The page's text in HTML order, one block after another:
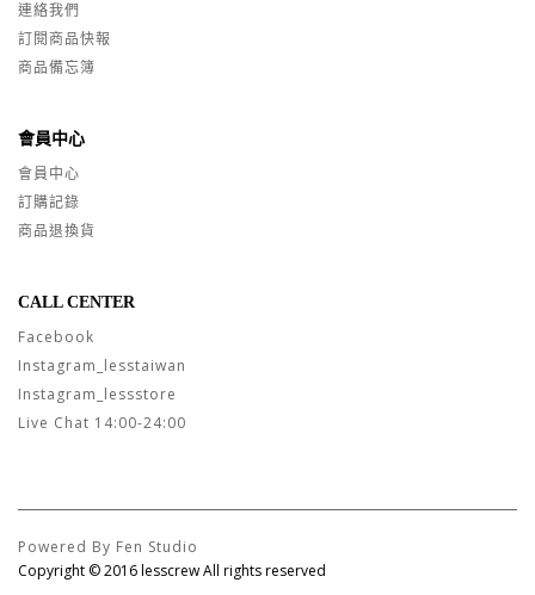
連絡我們
訂閱商品快報
商品備忘簿
會員中心
會員中心
訂購記錄
商品退換貨
CALL CENTER
Facebook
Instagram_lesstaiwan
Instagram_lessstore
Live Chat 14:00-24:00
Powered By Fen Studio
Copyright © 2016 lesscrew All rights reserved